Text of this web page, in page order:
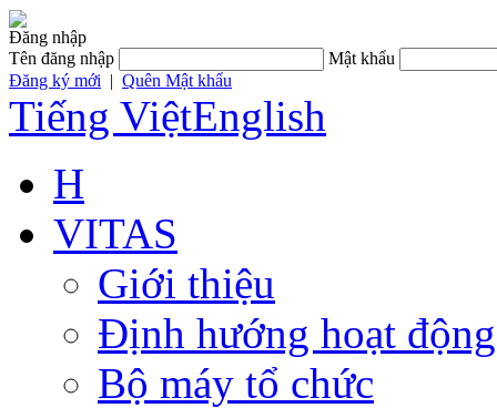
Đăng nhập
Tên đăng nhập
Mật khẩu
Đăng ký mới | Quên Mật khẩu
Tiếng ViệtEnglish
H
VITAS
Giới thiệu
Định hướng hoạt động
Bộ máy tổ chức